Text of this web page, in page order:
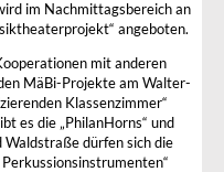
im Nachmittagsbereich an
angeboten.
mit anderen
MäBi-Projekte am Walter-
Klassenzimmer“
es die „PhilanHorns“ und
Waldstraße dürfen sich die